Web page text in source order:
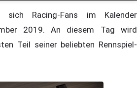
Racing-Fans im Kalender
2019. An diesem Tag wird
Teil seiner beliebten Rennspiel-